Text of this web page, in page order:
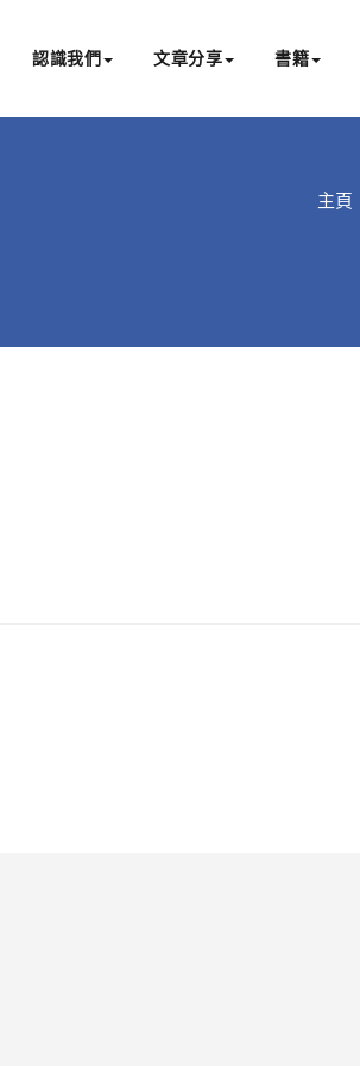
認識我們 文章分享 書籍
主頁